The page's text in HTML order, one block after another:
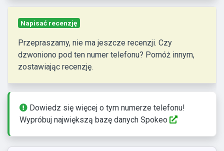
Napisać recenzję
Przepraszamy, nie ma jeszcze recenzji. Czy
dzwoniono pod ten numer telefonu? Pomóż innym,
zostawiając recenzję.
Dowiedz się więcej o tym numerze telefonu!
Wypróbuj największą bazę danych Spokeo